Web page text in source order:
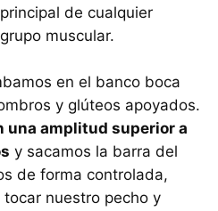
de cualquier
muscular.
en el banco boca
y glúteos apoyados.
una amplitud superior a
y sacamos la barra del
de forma controlada,
nuestro pecho y